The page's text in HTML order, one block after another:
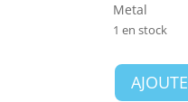
Metal
1 en stock
quantité
de